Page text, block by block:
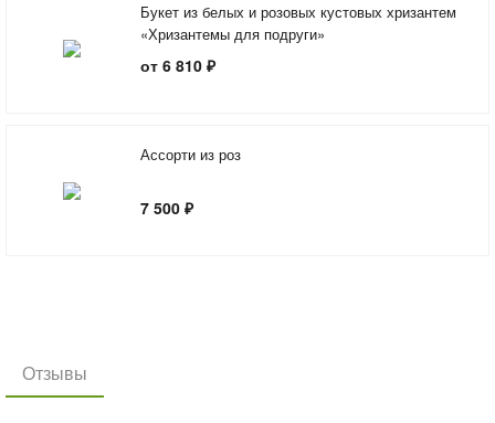
Букет из белых и розовых кустовых хризантем
«Хризантемы для подруги»
от 6 810 ₽
Ассорти из роз
7 500 ₽
Отзывы